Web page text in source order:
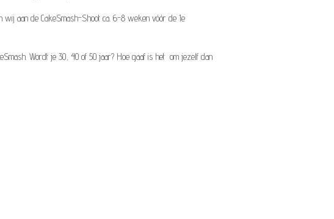
wij aan de CakeSmash-Shoot ca. 6-8 weken vóór de 1e
Wordt je 30, 40 of 50 jaar? Hoe gaaf is het om jezelf dan